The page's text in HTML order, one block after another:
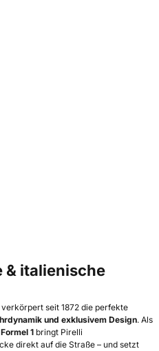
& italienische
verkörpert seit 1872 die perfekte
und exklusivem Design. Als
1 bringt Pirelli
direkt auf die Straße – und setzt